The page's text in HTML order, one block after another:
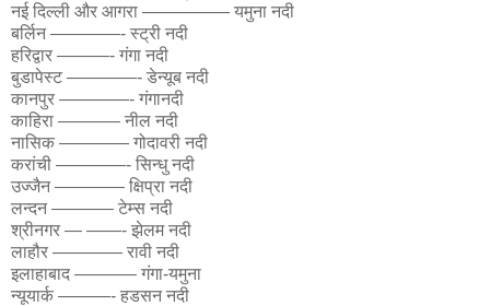
नई दिल्ली और आगरा ————— यमुना नदी
बर्लिन ————- स्ट्री नदी
हरिद्वार ———- गंगा नदी
बुडापेस्ट ————- डेन्यूब नदी
कानपुर ————- गंगानदी
काहिरा ———– नील नदी
नासिक ———— गोदावरी नदी
करांची ————- सिन्धु नदी
उज्जैन ———— क्षिप्रा नदी
लन्दन ———– टेम्स नदी
श्रीनगर — ——- झेलम नदी
लाहौर ———— रावी नदी
इलाहाबाद ———– गंगा-यमुना
न्यूयार्क ———- हडसन नदी